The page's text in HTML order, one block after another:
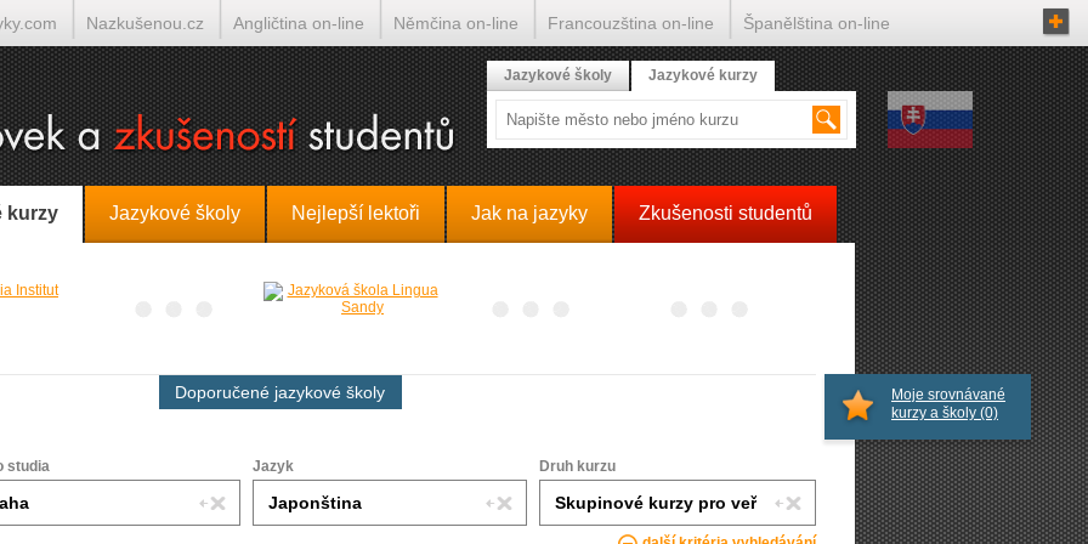
kurzy Jazykové školy Nejlepší lektoři Jak na jazyky Zkušenosti studentů
Doporučené jazykové školy
studia Jazyk Druh kurzu
Moje srovnávané
kurzy a školy (0)
Jazykové školy Jazykové kurzy
Nazkušenou.cz Angličtina on-line Němčina on-line Francouzština on-line Španělština on-line